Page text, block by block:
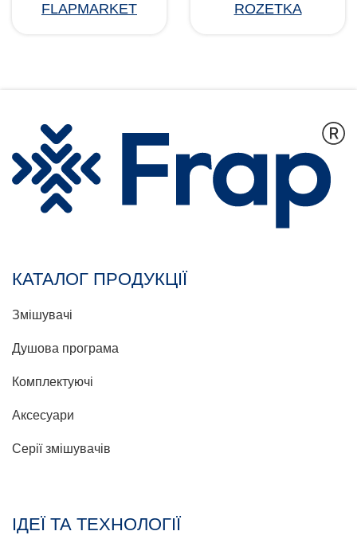
FLAPMARKET ROZETKA
КАТАЛОГ ПРОДУКЦІЇ
Змішувачі
Душова програма
Комплектуючі
Аксесуари
Серії змішувачів
ІДЕЇ ТА ТЕХНОЛОГІЇ